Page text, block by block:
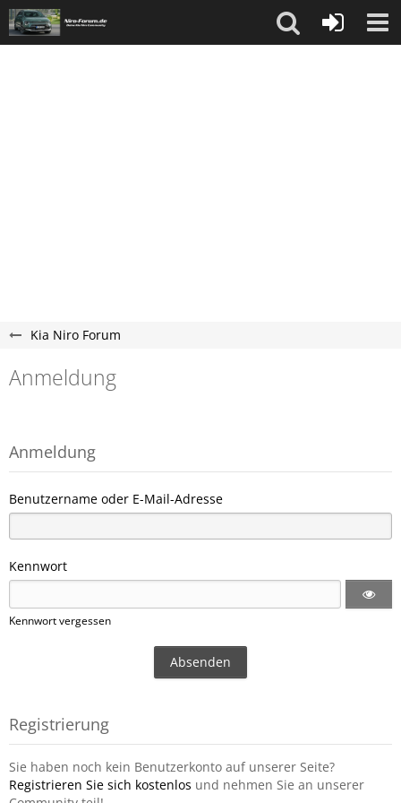
Kia Niro Forum
Anmeldung
Anmeldung
Benutzername oder E-Mail-Adresse
Kennwort
Kennwort vergessen
Registrierung
Sie haben noch kein Benutzerkonto auf unserer Seite?
Registrieren Sie sich kostenlos und nehmen Sie an unserer